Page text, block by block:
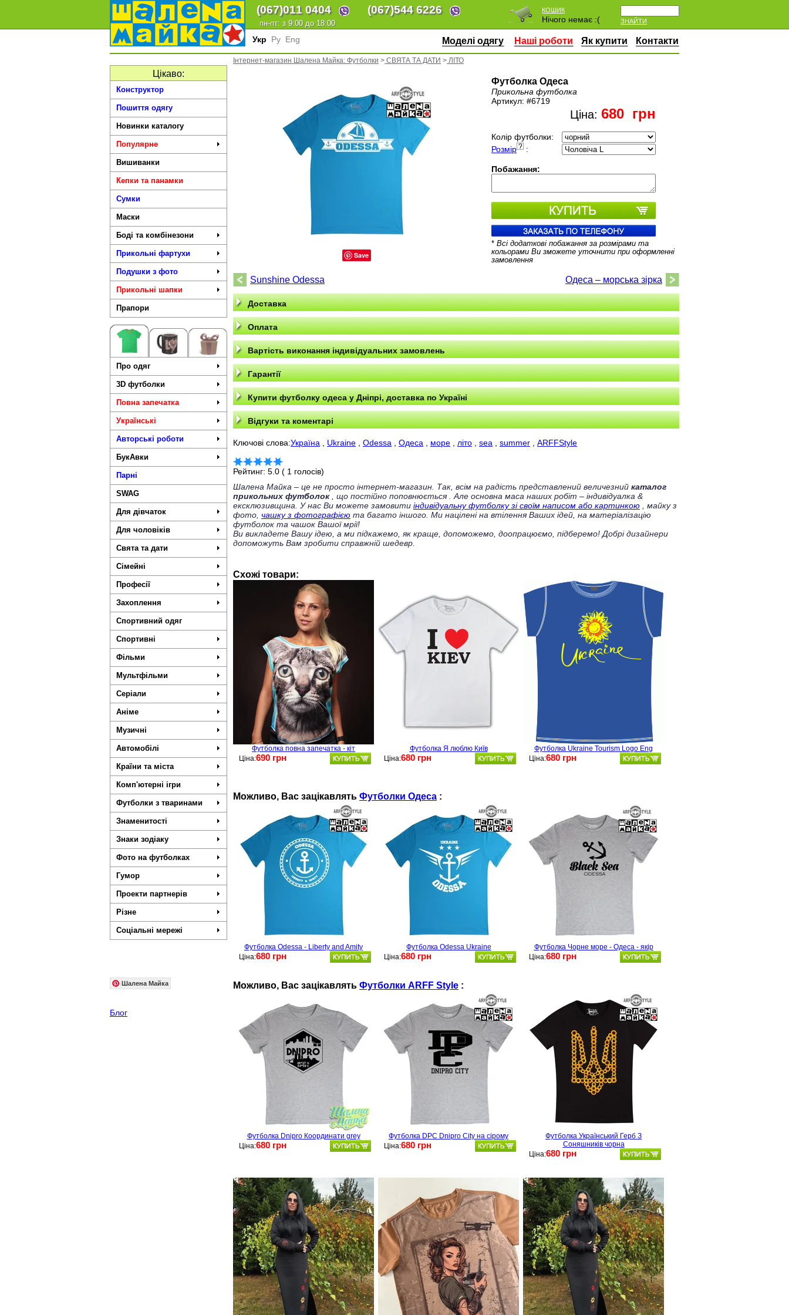
(067)011 0404 (067)544 6226
пн-пт: з 9:00 до 18:00 ЗНАЙТИ
КОШИК
Нічого немає :(
Укр Ру Eng Моделі одягу Наші роботи Як купити Контакти
Цікаво:
Конструктор
Пошиття одягу
Новинки каталогу
Популярне
Вишиванки
Кепки та панамки
Сумки
Маски
Боді та комбінезони
Прикольні фартухи
Подушки з фото
Прикольні шапки
Прапори
Про одяг
3D футболки
Повна запечатка
Українські
Авторські роботи
БукАвки
Парні
SWAG
Для дівчаток
Для чоловіків
Свята та дати
Сімейні
Професії
Захоплення
Спортивний одяг
Спортивні
Фільми
Мультфільми
Серіали
Аніме
Музичні
Автомобілі
Країни та міста
Комп'ютерні ігри
Футболки з тваринами
Знаменитості
Знаки зодіаку
Фото на футболках
Гумор
Проекти партнерів
Різне
Соціальні мережі
Шалена Майка
Блог
Інтернет-магазин Шалена Майка: Футболки > СВЯТА ТА ДАТИ > ЛІТО
Save
Футболка Одеса
Прикольна футболка
Артикул: #6719
Ціна: 680 грн
Колір футболки:
Розмір
:
Побажання:
* Всі додаткові побажання за розмірами та
кольорами Ви зможете уточнити при оформленні
замовлення
Sunshine Odessa Одеса – морська зірка
Доставка
Оплата
Вартість виконання індивідуальних замовлень
Гарантії
Купити футболку одеса ​​у Дніпрі, доставка по Україні
Відгуки та коментарі
Ключові слова:Україна Ukraine Odessa Одеса море літо sea summer ARFFStyle
Рейтинг: 5.0 ( 1 голосів)
Шалена Майка – це не просто інтернет-магазин. Так, всім на радість представлений величезний каталог
прикольних футболок, що постійно поповнюється
. Але основна маса наших робіт – індивідуалка &
ексклюзивщина. У нас Ви можете замовити індивідуальну футболку зі своїм написом або картинкою , майку з
фото, чашку з фотографією та багато іншого. Ми націлені на втілення Ваших ідей, на матеріалізацію
футболок та чашок Вашої мрії!
Ви викладете Вашу ідею, а ми підкажемо, як краще, допоможемо, доопрацюємо, підберемо! Добрі дизайнери
допоможуть Вам зробити справжній шедевр.
Схожі товари:
Футболка повна запечатка - кіт
Ціна:690 грн
Футболка Я люблю Київ
Ціна:680 грн
Футболка Ukraine Tourism Logo Eng
Ціна:680 грн
Можливо, Ваc зацікавлять Футболки Одеса :
Футболка Odessa - Liberty and Amity
Ціна:680 грн
Футболка Odessa Ukraine
Ціна:680 грн
Футболка Чорне море - Одеса - якір
Ціна:680 грн
Можливо, Ваc зацікавлять Футболки ARFF Style :
Футболка Dnipro Координати grey
Ціна:680 грн
Футболка DPC Dnipro City на сірому
Ціна:680 грн
Футболка Український Герб З
Соняшників чорна
Ціна:680 грн